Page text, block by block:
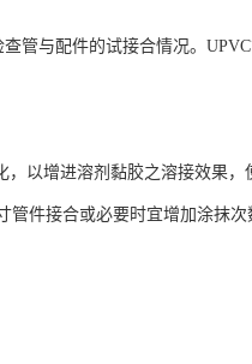
管与配件的试接合情况。
以增进溶剂黏胶之溶接效果
件接合或必要时宜增加涂抹